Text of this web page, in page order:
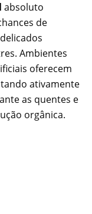
absoluto
de
Ambientes
oferecem
ativamente
as quentes e
orgânica.